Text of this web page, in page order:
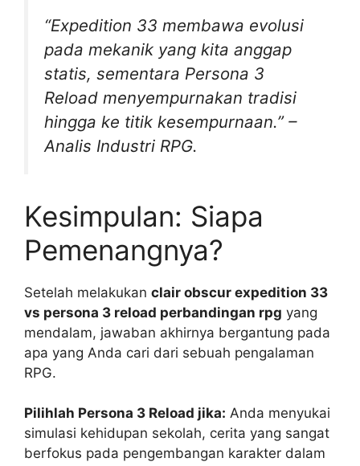
“Expedition 33 membawa evolusi
pada mekanik yang kita anggap
statis, sementara Persona 3
Reload menyempurnakan tradisi
hingga ke titik kesempurnaan.” –
Analis Industri RPG.
Kesimpulan: Siapa
Pemenangnya?
Setelah melakukan clair obscur expedition 33
vs persona 3 reload perbandingan rpg yang
mendalam, jawaban akhirnya bergantung pada
apa yang Anda cari dari sebuah pengalaman
RPG.
Pilihlah Persona 3 Reload jika: Anda menyukai
simulasi kehidupan sekolah, cerita yang sangat
berfokus pada pengembangan karakter dalam